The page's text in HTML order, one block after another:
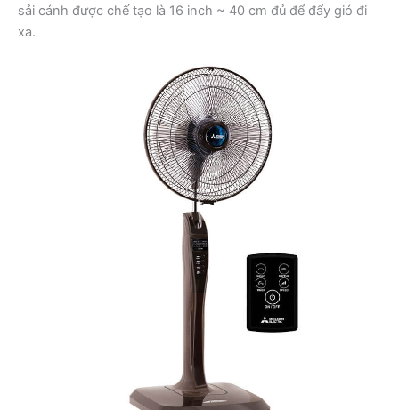
sải cánh được chế tạo là 16 inch ~ 40 cm đủ để đẩy gió đi
xa.